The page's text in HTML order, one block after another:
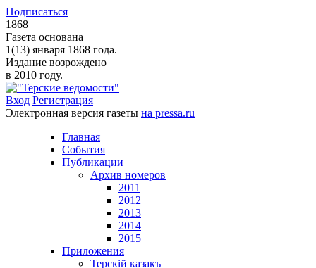
Подписаться
1868
Газета основана
1(13) января 1868 года.
Издание возрождено
в 2010 году.
Вход Регистрация
Электронная версия газеты на pressa.ru
Главная
События
Публикации
Архив номеров
2011
2012
2013
2014
2015
Приложения
Терскiй казакъ